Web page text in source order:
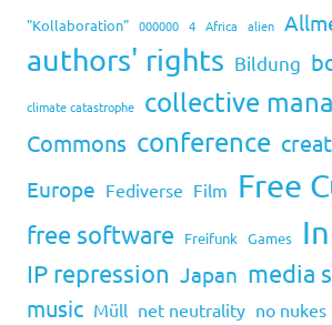
"Kollaboration" 000000 4 Africa alien
authors' rights Bildung
climate catastrophe collective
Commons conference
Europe Fediverse Film Free
free software Freifunk Games
IP repression Japan media
music Müll net neutrality no nukes